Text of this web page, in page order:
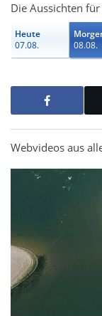
Die Aussichten für
Heute
07.08.
08.08.
Webvideos aus